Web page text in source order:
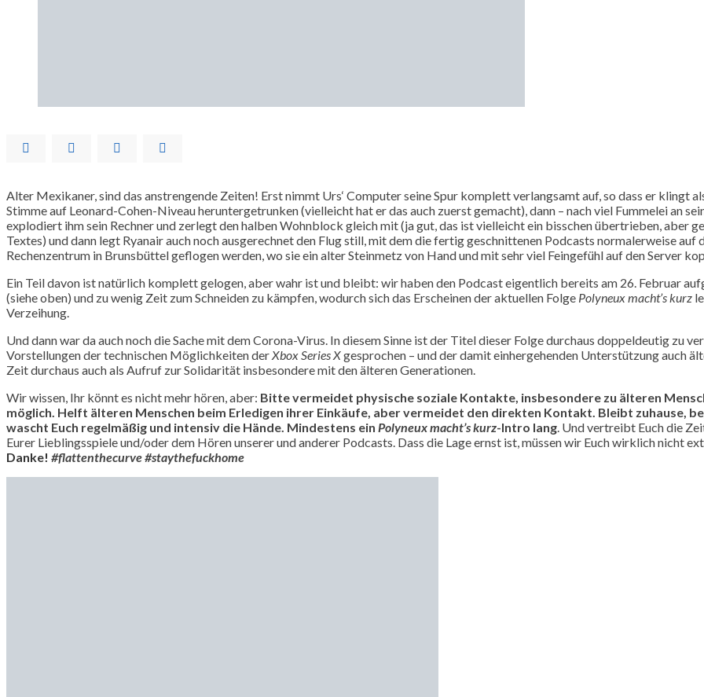
Alter Mexikaner, sind das anstrengende Zeiten! Erst nimmt Urs‘ Computer seine Spur komplett verlangsamt auf, so dass er klingt
Stimme auf Leonard-Cohen-Niveau heruntergetrunken (vielleicht hat er das auch zuerst gemacht), dann – nach viel Fummelei an
explodiert ihm sein Rechner und zerlegt den halben Wohnblock gleich mit (ja gut, das ist vielleicht ein bisschen übertrieben, aber
Textes) und dann legt Ryanair auch noch ausgerechnet den Flug still, mit dem die fertig geschnittenen Podcasts normalerweise
Rechenzentrum in Brunsbüttel geflogen werden, wo sie ein alter Steinmetz von Hand und mit sehr viel Feingefühl auf den Server
Ein Teil davon ist natürlich komplett gelogen, aber wahr ist und bleibt: wir haben den Podcast eigentlich bereits am 26. Februar
(siehe oben) und zu wenig Zeit zum Schneiden zu kämpfen, wodurch sich das Erscheinen der aktuellen Folge Polyneux macht’s kurz
Verzeihung.
Und dann war da auch noch die Sache mit dem Corona-Virus. In diesem Sinne ist der Titel dieser Folge durchaus doppeldeutig zu
Vorstellungen der technischen Möglichkeiten der Xbox Series Xgesprochen – und der damit einhergehenden Unterstützung auch
Zeit durchaus auch als Aufruf zur Solidarität insbesondere mit den älteren Generationen.
Wir wissen, Ihr könnt es nicht mehr hören, aber: Bitte vermeidet physische soziale Kontakte, insbesondere zu älteren
möglich. Helft älteren Menschen beim Erledigen ihrer Einkäufe, aber vermeidet den direkten Kontakt. Bleibt zuhause,
wascht Euch regelmäßig und intensiv die Hände. Mindestens ein Polyneux macht’s kurz-Intro lang . Und vertreibt Euch die
Eurer Lieblingsspiele und/oder dem Hören unserer und anderer Podcasts. Dass die Lage ernst ist, müssen wir Euch wirklich nicht
Danke! #flattenthecurve #staythefuckhome